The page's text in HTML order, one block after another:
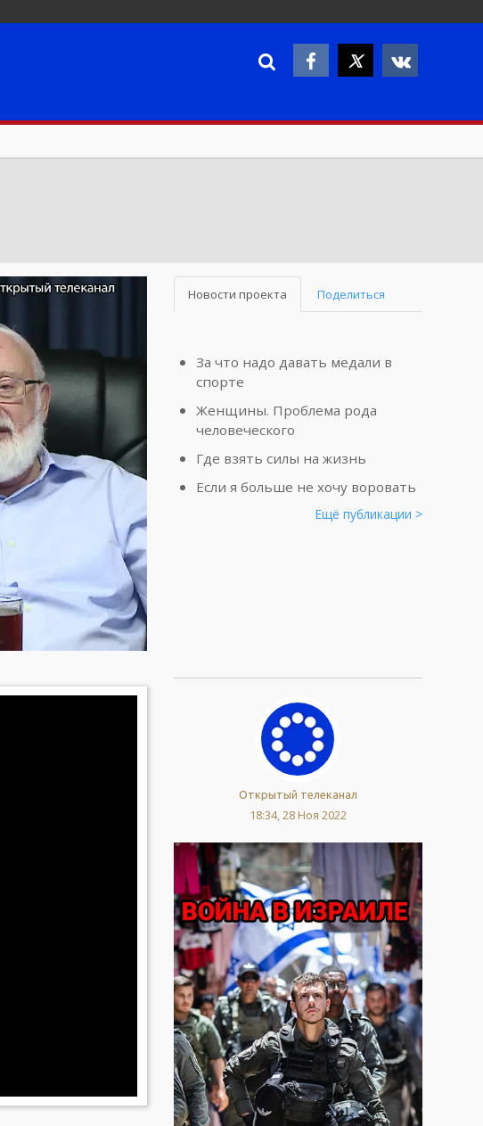
Новости проекта Поделиться
За что надо давать медали в
спорте
Женщины. Проблема рода
человеческого
Где взять силы на жизнь
Если я больше не хочу воровать
Ещё публикации >
Открытый телеканал
18:34, 28 Ноя 2022